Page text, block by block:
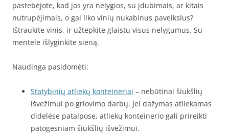
pastebėjote, kad jos yra nelygios, su įdubimais, ar kitais
nutrupėjimais, o gal liko vinių nukabinus paveikslus?
Ištraukite vinis, ir užtepkite glaistu visus nelygumus. Su
mentele išlyginkite sieną.
Naudinga pasidomėti:
Statybinių atliekų konteineriai – nebūtinai šiukšlių
išvežimui po griovimo darbų. Jei dažymas atliekamas
didelėse patalpose, atliekų konteinerio gali prireikti
patogesniam šiukšlių išvežimui.